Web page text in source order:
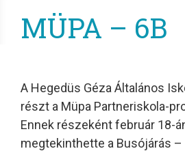
MÜPA – 6B
A Hegedüs Géza Általános
részt a Müpa Partneriskola-
Ennek részeként február 18-
megtekinthette a Busójárás